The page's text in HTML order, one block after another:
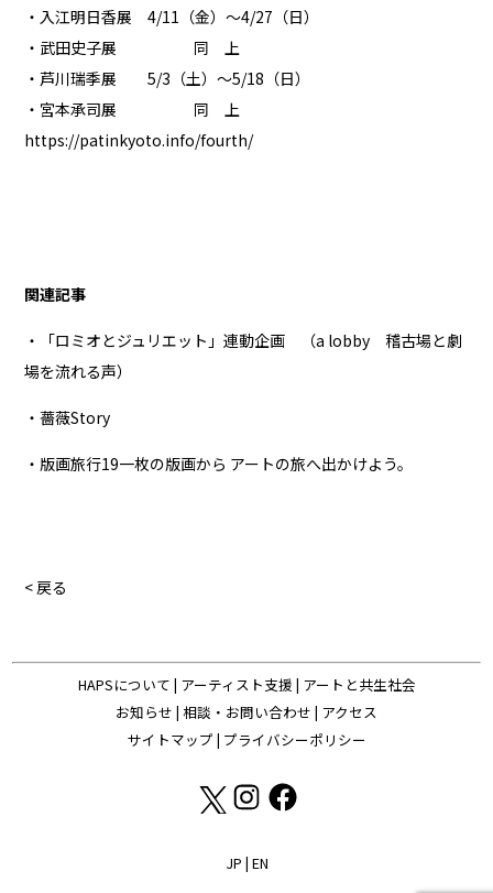
・入江明日香展 4/11（金）～4/27（日）
・武田史子展 同 上
・芦川瑞季展 5/3（土）～5/18（日）
・宮本承司展 同 上
https://patinkyoto.info/fourth/
関連記事
・「ロミオとジュリエット」連動企画 （a lobby 稽古場と劇
場を流れる声）
・薔薇Story
・版画旅行19一枚の版画から アートの旅へ出かけよう。
< 戻る
HAPSについて | アーティスト支援 | アートと共生社会
お知らせ | 相談・お問い合わせ | アクセス
サイトマップ | プライバシーポリシー
JP | EN